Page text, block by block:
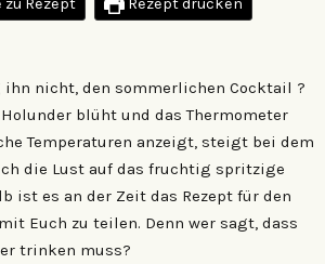
ihn nicht, den sommerlichen Cocktail ?
blüht und das Thermometer
Temperaturen anzeigt, steigt bei dem
die Lust auf das fruchtig spritzige
ist es an der Zeit das Rezept für den
Euch zu teilen. Denn wer sagt, dass
trinken muss?